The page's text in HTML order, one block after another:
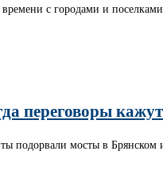
времени с городами и
переговоры
подорвали мосты в